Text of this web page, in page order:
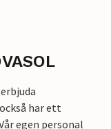
har ett
egen personal